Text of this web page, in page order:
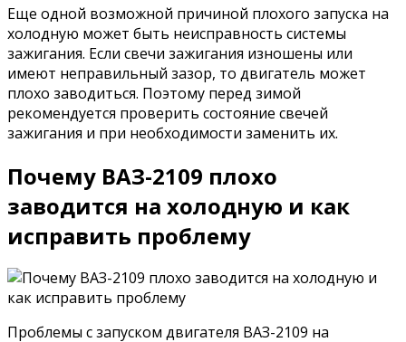
Еще одной возможной причиной плохого запуска на
холодную может быть неисправность системы
зажигания. Если свечи зажигания изношены или
имеют неправильный зазор, то двигатель может
плохо заводиться. Поэтому перед зимой
рекомендуется проверить состояние свечей
зажигания и при необходимости заменить их.
Почему ВАЗ-2109 плохо
заводится на холодную и как
исправить проблему
Проблемы с запуском двигателя ВАЗ-2109 на